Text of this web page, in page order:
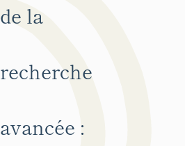
de la
recherche
avancée :